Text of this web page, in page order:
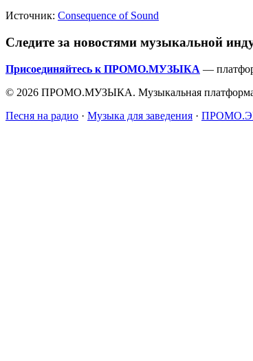
Источник: Consequence of Sound
Следите за новостями музыкальной
Присоединяйтесь к ПРОМО.МУЗЫКА —
© 2026 ПРОМО.МУЗЫКА. Музыкальная платформа
Песня на радио · Музыка для заведения ·